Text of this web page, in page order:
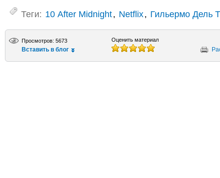
Теги: 10 After Midnight, Netflix, Гильермо Дель
Просмотров: 5673
Вставить в блог
Оценить материал